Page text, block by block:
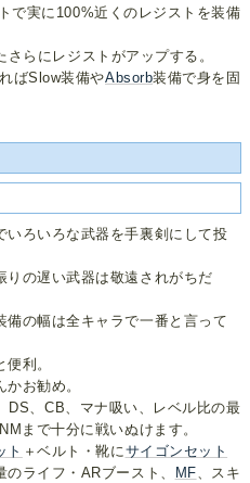
で実に100%近くのレジストを装備
さらにレジストがアップする。
ばSlow装備やAbsorb装備で身を固
いろいろな武器を手裏剣にして投
りの遅い武器は敬遠されがちだ
備の幅は全キャラで一番と言って
便利。
お勧め。
DS、CB、マナ吸い、レベル比の最
まで十分に戦いぬけます。
ト ＋ベルト・靴にサイゴンセット
ライフ・ARブースト、
MF、スキ